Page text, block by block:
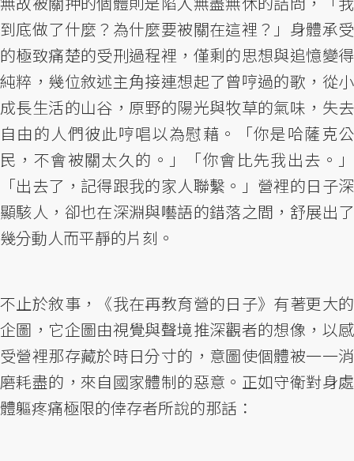
到底做了什麼？為什麼要被關在這裡？」身體承受
的極致痛楚的受刑過程裡，僅剩的思想與追憶變得
純粹，幾位敘述主角接連想起了曾哼過的歌，從小
成長生活的山谷，原野的陽光與牧草的氣味，失去
自由的人們彼此哼唱以為慰藉。「你是哈薩克公
民，不會被關太久的。」「你會比先我出去。」
「出去了，記得跟我的家人聯繫。」營裡的日子深
顯駭人，卻也在深淵與囈語的錯落之間，舒展出了
幾分動人而平靜的片刻。
不止於敘事，《我在再教育營的日子》有著更大的
企圖，它企圖由視覺與聲境推深觀者的想像，以感
受營裡那存藏於時日分寸的，意圖使個體被一一消
磨耗盡的，來自國家體制的惡意。正如守衛對身處
體軀疼痛極限的倖存者所說的那話：